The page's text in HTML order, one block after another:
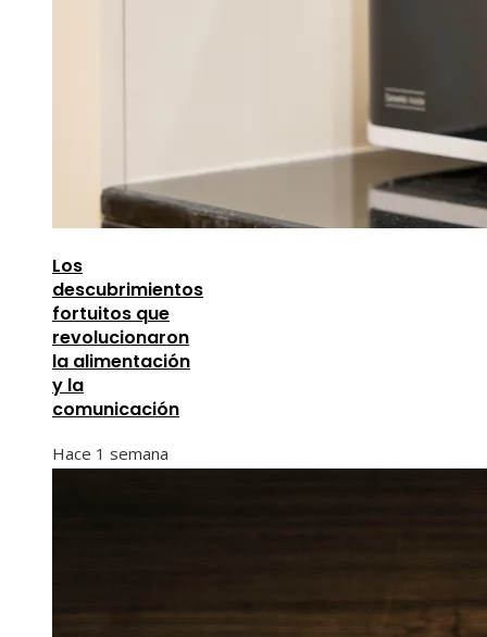
Los
descubrimientos
fortuitos que
revolucionaron
la alimentación
y la
comunicación
Hace 1 semana